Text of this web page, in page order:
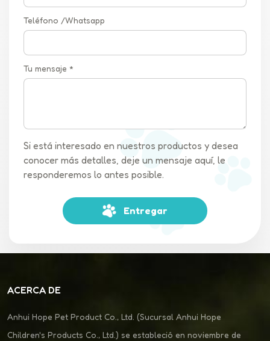
Teléfono /Whatsapp
Tu mensaje *
Si está interesado en nuestros productos y desea
conocer más detalles, deje un mensaje aquí, le
responderemos lo antes posible.
Entregar
ACERCA DE
Anhui Hope Pet Product Co., Ltd. (Sucursal Anhui Hope
Children's Products Co., Ltd.) se estableció en noviembre de